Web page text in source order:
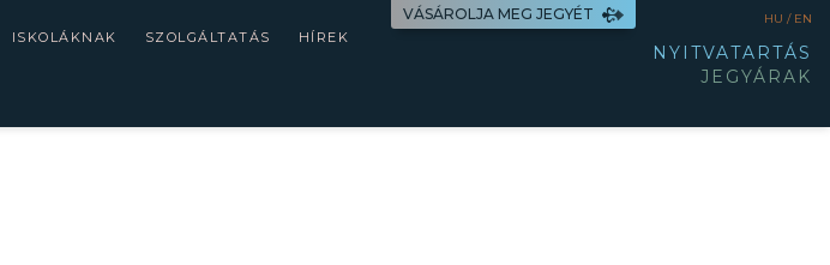
ISKOLÁKNAK SZOLGÁLTATÁS HÍREK
VÁSÁROLJA MEG JEGYÉT HU / EN
NYITVATARTÁS
JEGYÁRAK